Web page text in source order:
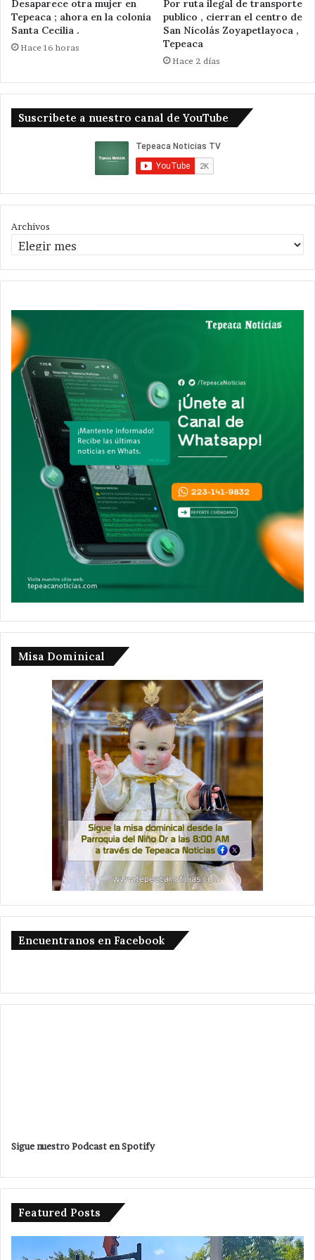
Desaparece otra mujer en
Tepeaca ; ahora en la colonia
Santa Cecilia .
Hace 16 horas
Por ruta ilegal de transporte
publico , cierran el centro de
San Nicolás Zoyapetlayoca ,
Tepeaca
Hace 2 días
Suscribete a nuestro canal de YouTube
Archivos
Misa Dominical
Encuentranos en Facebook
Sigue nuestro Podcast en Spotify
Featured Posts
Desaparece
otra